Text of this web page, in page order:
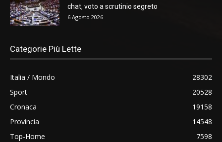
chat, voto a scrutinio segreto
6 Agosto 2026
Categorie Più Lette
Italia / Mondo
28302
Sport
20528
Cronaca
19158
Provincia
14548
Top-Home
7598